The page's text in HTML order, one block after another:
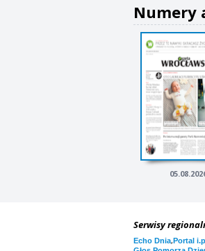
Numery
Serwisy
Echo Dnia,Portal